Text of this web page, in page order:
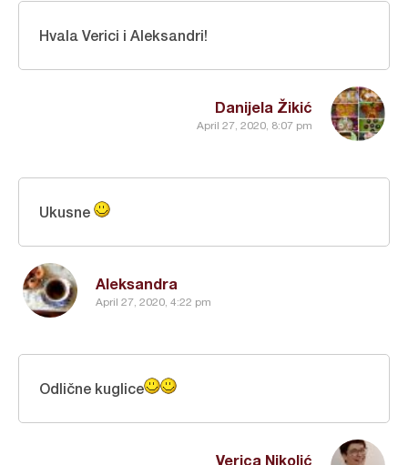
Danijela Žikić
April 27, 2020, 8:07 pm
Hvala Verici i Aleksandri!
Aleksandra
April 27, 2020, 4:22 pm
Ukusne
Verica Nikolić
Odlične kuglice